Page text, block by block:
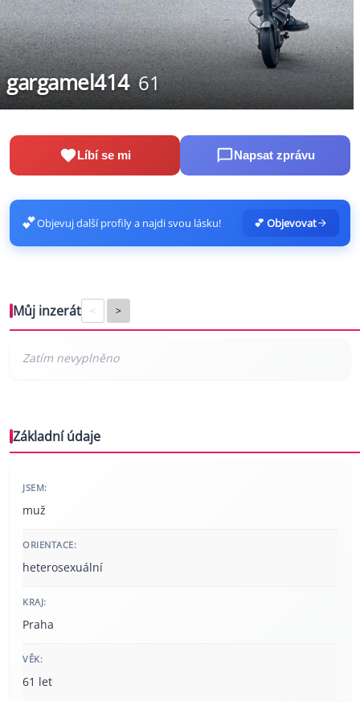
gargamel414 61
Líbí se mi Napsat zprávu
💕Objevuj další profily a najdi svou lásku! 💕 Objevovat
Můj inzerát < >
Základní údaje
JSEM:
muž
ORIENTACE:
heterosexuální
KRAJ:
Praha
VĚK:
61 let